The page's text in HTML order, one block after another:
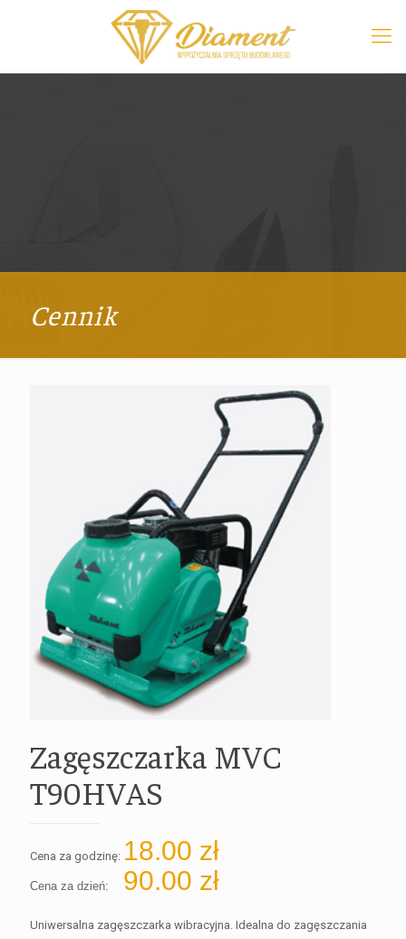
Cennik
Zagęszczarka MVC
T90HVAS
Cena za godzinę: 18.00 zł
Cena za dzień: 90.00 zł
Uniwersalna zagęszczarka wibracyjna. Idealna do zagęszczania